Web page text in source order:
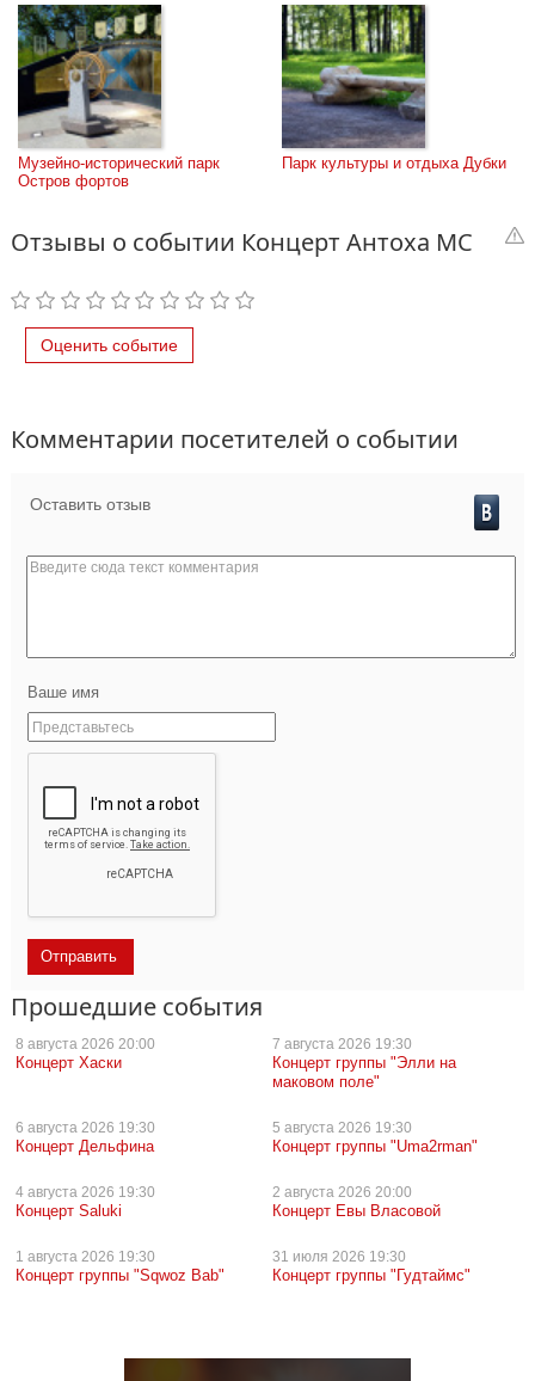
Музейно-исторический парк
Остров фортов
Парк культуры и отдыха Дубки
Отзывы о событии Концерт Антоха МС
Оценить событие
Комментарии посетителей о событии
Оставить отзыв
Ваше имя
Прошедшие события
8 августа 2026 20:00
Концерт Хаски
7 августа 2026 19:30
Концерт группы "Элли на
маковом поле"
6 августа 2026 19:30
Концерт Дельфина
5 августа 2026 19:30
Концерт группы "Uma2rman"
4 августа 2026 19:30
Концерт Saluki
2 августа 2026 20:00
Концерт Евы Власовой
1 августа 2026 19:30
Концерт группы "Sqwoz Bab"
31 июля 2026 19:30
Концерт группы "Гудтаймс"